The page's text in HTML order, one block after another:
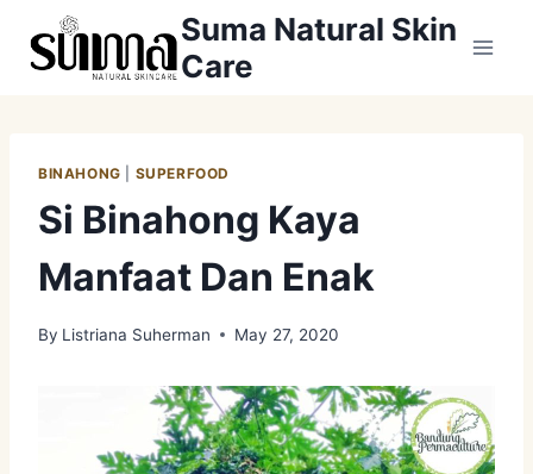
Suma Natural Skin
Care
BINAHONG SUPERFOOD
Si Binahong Kaya
Manfaat Dan Enak
By Listriana Suherman May 27, 2020